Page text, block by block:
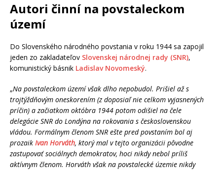
Autori činní na povstaleckom
území
Do Slovenského národného povstania v roku 1944 sa zapojil
jeden zo zakladateľov Slovenskej národnej rady (SNR),
komunistický básnik Ladislav Novomeský.
„Na povstaleckom území však dlho nepobudol. Prišiel až s
trojtýždňovým oneskorením (z doposiaľ nie celkom vyjasnených
príčin) a začiatkom októbra 1944 potom odišiel na čele
delegácie SNR do Londýna na rokovania s československou
vládou. Formálnym členom SNR ešte pred povstaním bol aj
prozaik Ivan Horváth, ktorý mal v tejto organizácii pôvodne
zastupovať sociálnych demokratov, hoci nikdy nebol príliš
aktívnym členom. Horváth však na povstalecké územie nikdy